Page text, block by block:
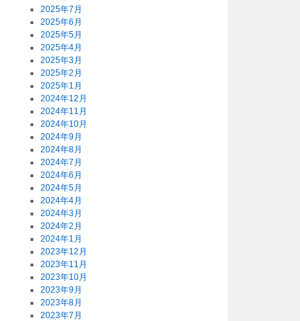
2025年7月
2025年6月
2025年5月
2025年4月
2025年3月
2025年2月
2025年1月
2024年12月
2024年11月
2024年10月
2024年9月
2024年8月
2024年7月
2024年6月
2024年5月
2024年4月
2024年3月
2024年2月
2024年1月
2023年12月
2023年11月
2023年10月
2023年9月
2023年8月
2023年7月